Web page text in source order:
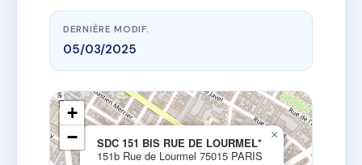
DERNIÈRE MODIF.
05/03/2025
SDC 151 BIS RUE DE LOURMEL*
151b Rue de Lourmel 75015 PARIS
×
+
−